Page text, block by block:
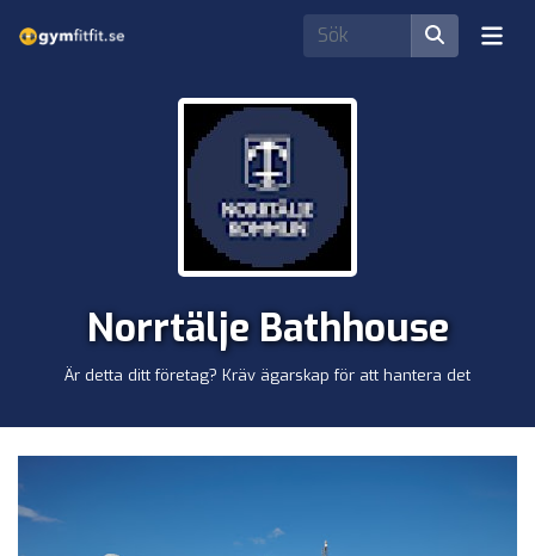
Norrtälje Bathhouse
Är detta ditt företag? Kräv ägarskap för att hantera det